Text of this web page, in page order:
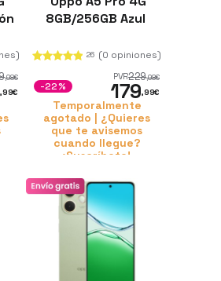
,98€
,99€
8GB/256GB Azul
26 (0 opiniones)
PVR229,98€
179,99€
-22%
Temporalmente
agotado | ¿Quieres
que te avisemos
cuando llegue?
¡Suscríbete!